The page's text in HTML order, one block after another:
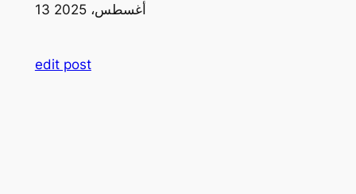
13 أغسطس، 2025
edit post